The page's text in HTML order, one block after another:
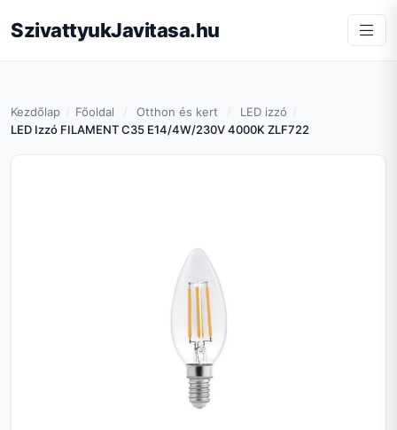
SzivattyukJavitasa.hu
Kezdőlap Főoldal Otthon és kert
LED izzó
LED Izzó FILAMENT C35 E14/4W/230V 4000K ZLF722